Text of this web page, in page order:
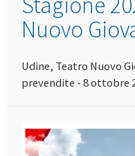
Nuovo
Udine, Teatro Nuovo
prevendite - 8 ottobre